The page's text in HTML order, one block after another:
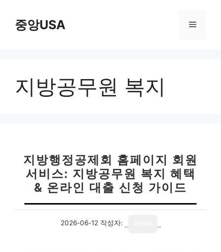
중앙USA 메
지방공무원 복지
지방행정공제회 홈페이지 회원
서비스: 지방공무원 복지 혜택
& 온라인 대출 신청 가이드
2026-06-12 작성자: